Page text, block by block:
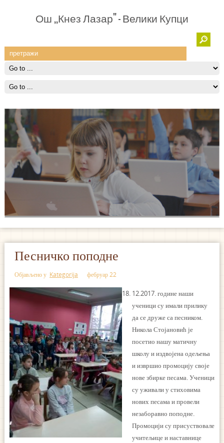
Ош ,,Кнез Лазар" - Велики Купци
Песничко поподне
Објављено у Kategorija фебруар 22
12.2017. године наши
ученици су имали прилику
да се друже са песником.
Никола Стојановић је
посетио нашу матичну
школу и издвојена одељења
и извршио промоцију своје
нове збирке песама. Ученици
су уживали у стиховима
нових песама и провели
незаборавно поподне.
Промоцији су присуствовале
учитељице и наставнице